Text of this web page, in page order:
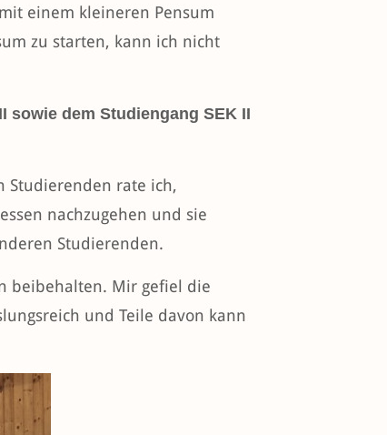
einem kleineren Pensum
zu starten, kann ich nicht
sowie dem Studiengang SEK II
Studierenden rate ich,
nachzugehen und sie
Studierenden.
beibehalten. Mir gefiel die
und Teile davon kann